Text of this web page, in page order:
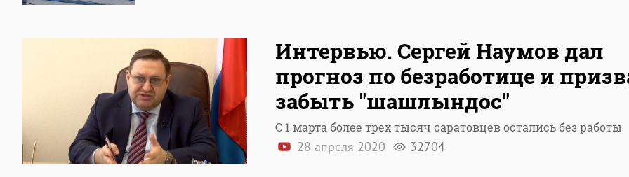
Интервью. Сергей Наумов дал
прогноз по безработице и
забыть "шашлындос"
С 1 марта более трех тысяч саратовцев остались без работы
28 апреля 2020 32704